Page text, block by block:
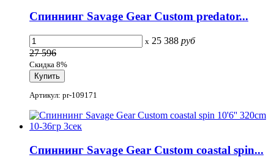
Спиннинг Savage Gear Custom predator...
x 25 388 руб
27 596
Скидка 8%
Артикул: pr-109171
Спиннинг Savage Gear Custom coastal spin...